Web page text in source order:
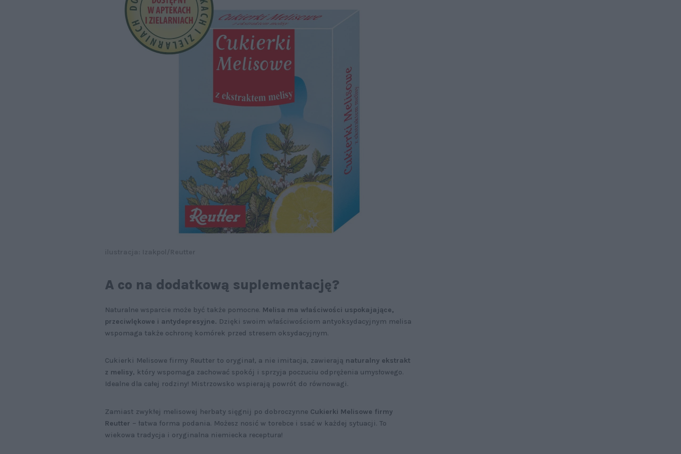
A co na dodatkową suplementację?
Naturalne wsparcie może być także pomocne. Melisa ma właściwości uspokajające,
przeciwlękowe i antydepresyjne. Dzięki swoim właściwościom antyoksydacyjnym melisa
wspomaga także ochronę komórek przed stresem oksydacyjnym.
Cukierki Melisowe firmy Reutter to oryginał, a nie imitacja, zawierają naturalny ekstrakt
z melisy, który wspomaga zachować spokój i sprzyja poczuciu odprężenia umysłowego.
Idealne dla całej rodziny! Mistrzowsko wspierają powrót do równowagi.
Zamiast zwykłej melisowej herbaty sięgnij po dobroczynne Cukierki Melisowe firmy
Reutter – łatwa forma podania. Możesz nosić w torebce i ssać w każdej sytuacji. To
wiekowa tradycja i oryginalna niemiecka receptura!